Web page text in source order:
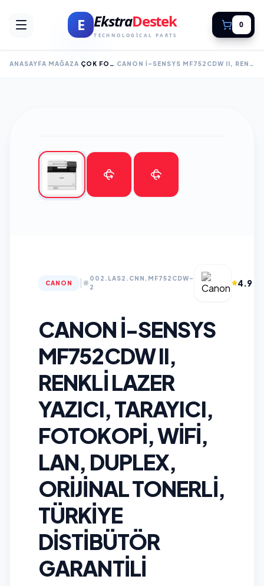
E EkstraDestek
TECHNOLOGICAL PARTS
0
ANASAYFA MAĞAZA ÇOK FONKSİYONLU LAZER YAZICILAR CANON I-SENSYS MF752CDW II, RENKLI LAZER YAZICI, TARAYICI, FOTOKOPI, WIFI, LAN, DUPLEX, ORİJİNAL TONERLİ, TÜRKİYE DISTIBÜTÖR GARANTİLİ
CANON
002.LAS2.CNN.MF752CDW-
2
4.9
CANON I-SENSYS
MF752CDW II,
RENKLI LAZER
YAZICI, TARAYICI,
FOTOKOPI, WIFI,
LAN, DUPLEX,
ORİJİNAL TONERLİ,
TÜRKİYE
DISTIBÜTÖR
GARANTİLİ